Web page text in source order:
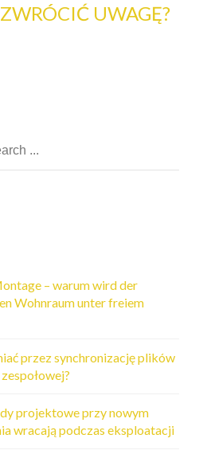
UWAGĘ?
– warum wird der
Wohnraum unter freiem
przez synchronizację plików
projektowe przy nowym
wracają podczas eksploatacji